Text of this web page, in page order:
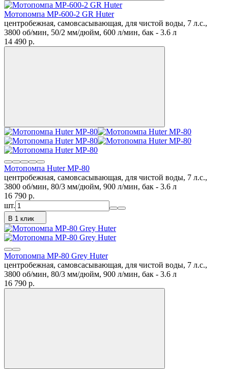
Мотопомпа MP-600-2 GR Huter
центробежная, самовсасывающая, для чистой воды, 7 л.с.,
3800 об/мин, 50/2 мм/дюйм, 600 л/мин, бак - 3.6 л
14 490 p.
Мотопомпа Huter MP-80
центробежная, самовсасывающая, для чистой воды, 7 л.с.,
3800 об/мин, 80/3 мм/дюйм, 900 л/мин, бак - 3.6 л
16 790 p.
шт.
В 1 клик
Мотопомпа MP-80 Grey Huter
центробежная, самовсасывающая, для чистой воды, 7 л.с.,
3800 об/мин, 80/3 мм/дюйм, 900 л/мин, бак - 3.6 л
16 790 p.